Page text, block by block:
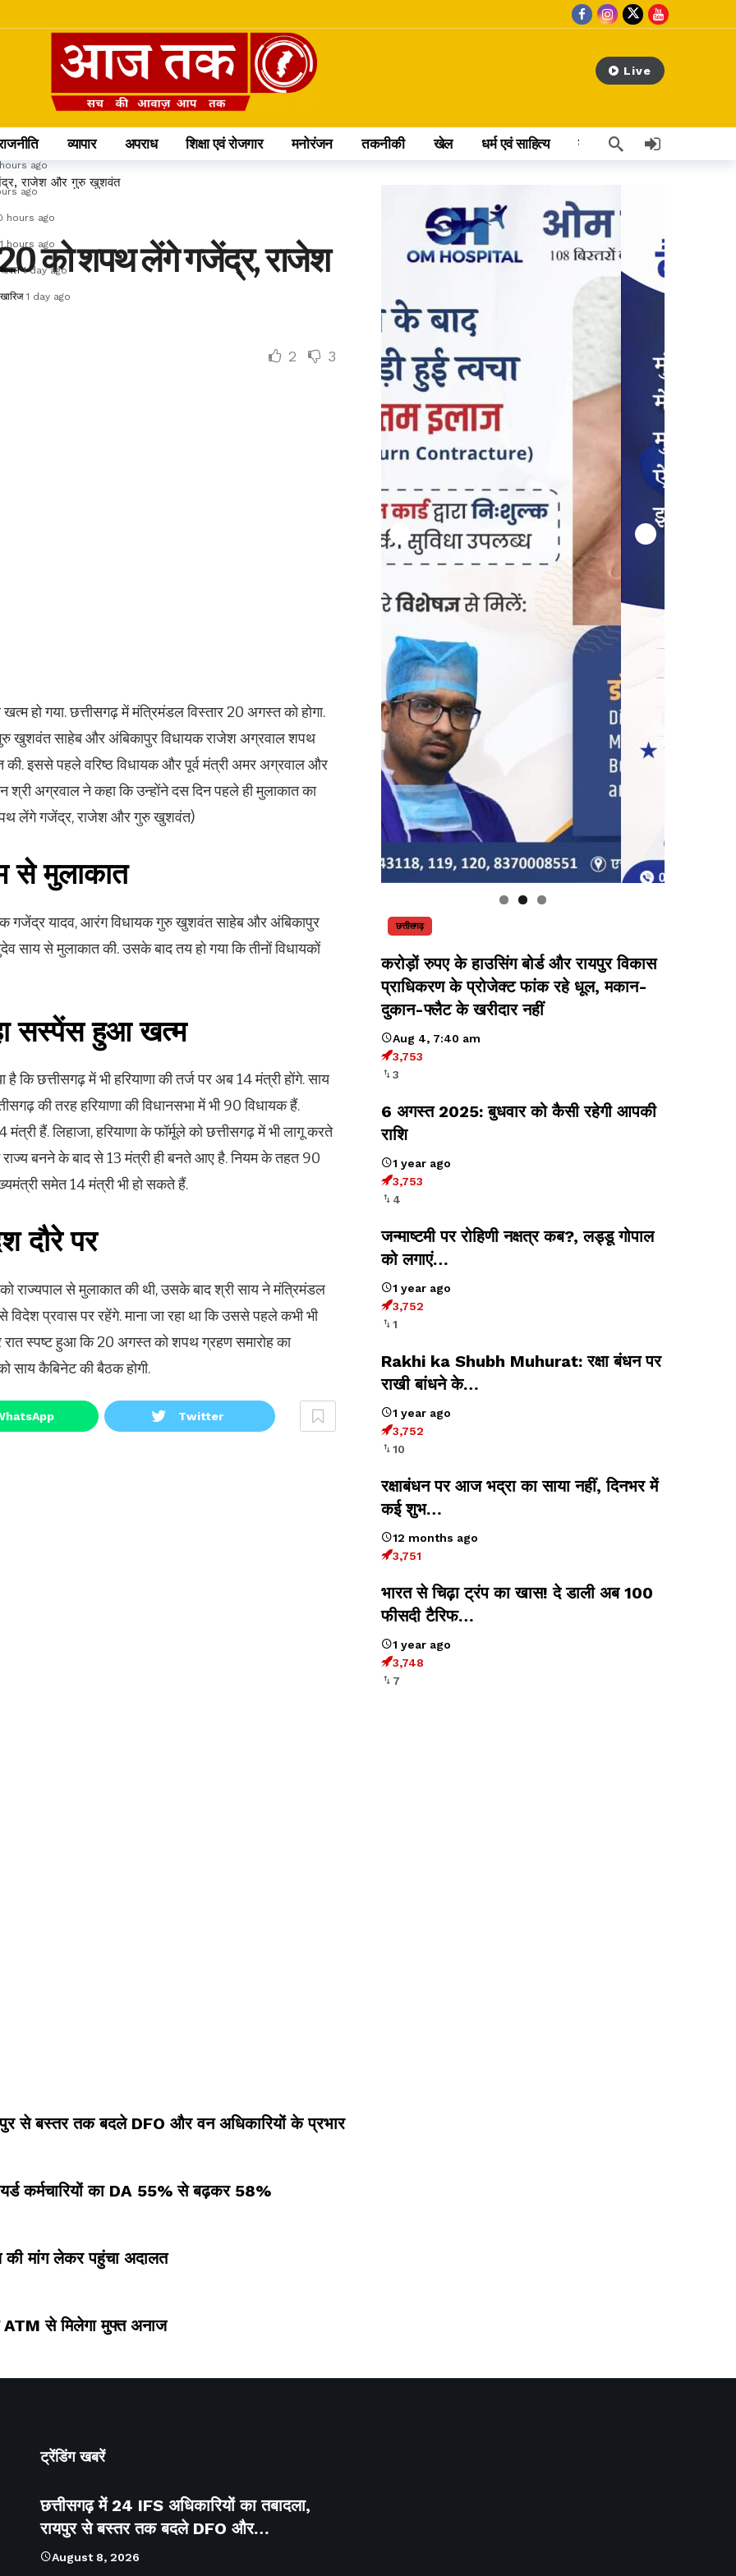
अधिकारियों के प्रभार 7 hours ago
8 hours ago
hours ago
ago
ago
hours ago
hours ago
1 day ago
1 day ago
Live
व्यापार अपराध शिक्षा एवं रोजगार मनोरंजन तकनीकी खेल धर्म एवं साहित्य वेब स्टोरी अन्य खबर
राजेश और गुरु खुशवंत
को शपथ लेंगे गजेंद्र, राजेश
2 3
हो गया. छत्तीसगढ़ में मंत्रिमंडल विस्तार 20 अगस्त को होगा.
खुशवंत साहेब और अंबिकापुर विधायक राजेश अग्रवाल शपथ
की. इससे पहले वरिष्ठ विधायक और पूर्व मंत्री अमर अग्रवाल और
श्री अग्रवाल ने कहा कि उन्होंने दस दिन पहले ही मुलाकात का
लेंगे गजेंद्र, राजेश और गुरु खुशवंत)
से मुलाकात
गजेंद्र यादव, आरंग विधायक गुरु खुशवंत साहेब और अंबिकापुर
साय से मुलाकात की. उसके बाद तय हो गया कि तीनों विधायकों
सस्पेंस हुआ खत्म
कि छत्तीसगढ़ में भी हरियाणा की तर्ज पर अब 14 मंत्री होंगे. साय
की तरह हरियाणा की विधानसभा में भी 90 विधायक हैं.
हैं. लिहाजा, हरियाणा के फॉर्मूले को छत्तीसगढ़ में भी लागू करते
बनने के बाद से 13 मंत्री ही बनते आए है. नियम के तहत 90
समेत 14 मंत्री भी हो सकते हैं.
दौरे पर
राज्यपाल से मुलाकात की थी, उसके बाद श्री साय ने मंत्रिमंडल
प्रवास पर रहेंगे. माना जा रहा था कि उससे पहले कभी भी
रात स्पष्ट हुआ कि 20 अगस्त को शपथ ग्रहण समारोह का
साय कैबिनेट की बैठक होगी.
Twitter
छत्तीसगढ़
करोड़ों रुपए के हाउसिंग बोर्ड और रायपुर विकास
प्राधिकरण के प्रोजेक्ट फांक रहे धूल, मकान-
दुकान-फ्लैट के खरीदार नहीं
Aug 4, 7:40 am
3,753
3
6 अगस्त 2025: बुधवार को कैसी रहेगी आपकी
राशि
1 year ago
3,753
4
जन्माष्टमी पर रोहिणी नक्षत्र कब?, लड्डू गोपाल
को लगाएं…
1 year ago
3,752
1
Rakhi ka Shubh Muhurat: रक्षा बंधन पर
राखी बांधने के…
1 year ago
3,752
10
रक्षाबंधन पर आज भद्रा का साया नहीं, दिनभर में
कई शुभ…
12 months ago
3,751
भारत से चिढ़ा ट्रंप का खास! दे डाली अब 100
फीसदी टैरिफ…
1 year ago
3,748
7
से बस्तर तक बदले DFO और वन अधिकारियों के प्रभार
कर्मचारियों का DA 55% से बढ़कर 58%
की मांग लेकर पहुंचा अदालत
ATM से मिलेगा मुफ्त अनाज
ट्रेंडिंग खबरें
छत्तीसगढ़ में 24 IFS अधिकारियों का तबादला,
रायपुर से बस्तर तक बदले DFO और…
August 8, 2026